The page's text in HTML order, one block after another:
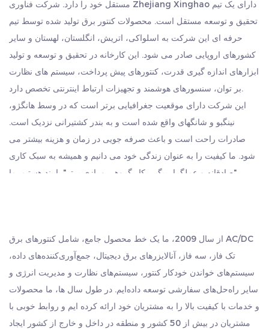
عرض پالس: این متر امکان پیکربندی پهنای پالس را با گزینه
های 60، 100 یا 200 میلی ثانیه فراهم می کند. این ممکن است
بسته بندی حمل و نقل: محصول معمولاً در کارتن ها و پالت های
کاغذی بسته بندی می شود که حمل و نقل ایمن و مطمئن را
تضمین می کند.
مشخصات:
ابعاد: 98 × 126 × 80 میلی متر. این ابعاد فیزیکی متر را فراهم
شود.
کد HS: 903033900 که یک کد سیستم هماهنگ (HS) است که
برای طبقه بندی گمرکی و تجارت بین المللی استفاده می شود.
ظرفیت تولید: تولید کننده ظرفیت تولید 1.000.000 دستگاه از
این متر در سال را دارد که نشان دهنده توانایی آنها در تامین
مستقل خود را دارد. شرکت فناوری Zhejiang Xinghao دارای یک تیم
تحقیق و توسعه مستقل است. محصولات کنتور برق تولید شده توسط تیم
حرفه ای این شرکت به اسلواکی، اتریش، انگلستان، لهستان و سایر
کشورهای اروپایی صادر می شود. این کارخانه در تحقیق و توسعه و تولید
ابزارهای اندازه گیری قدرت، کنتورهای پیش پرداخت، سیستم های نظارت
بر توان، سنسورهای هوشمند و تجهیزات ارتباط اینترنتی تخصص دارد.
این شرکت دارای موقعیت جغرافیایی برتر است که در وسط هانگژو،
نینگبو و شانگهای واقع شده است و به بندر کشتیرانی نزدیک است.
صادرات راحت است و باعث صرفه جویی در زمان و هزینه بیشتر می
شود. ما کیفیت را به عنوان زندگی خود می دانیم و همیشه به سبک کاری
"صادقانه و عملگرا، پیگیر، کار گروهی و بازی برتر" پایبند هستیم. ما
از سال 2009، ما یک خط محصول جامع، شامل کنتورهای برق AC/DC
تک فاز، سه فاز، آنالایزرهای برق دیجیتال، جمع‌آوری‌کننده‌های داده،
سیستم‌های خواندن خودکار کنتور، سیستم‌های نظارت و مدیریت انرژی و
سایر راه‌حل‌های سفارشی توسعه داده‌ایم. در طول سال ها، ما محصولات
و خدمات با کیفیت بالا را به مشتریان خود ارائه کرده ایم و روابط خوبی با
مشتریان در بیش از 50 کشور و منطقه در داخل و خارج از کشور ایجاد